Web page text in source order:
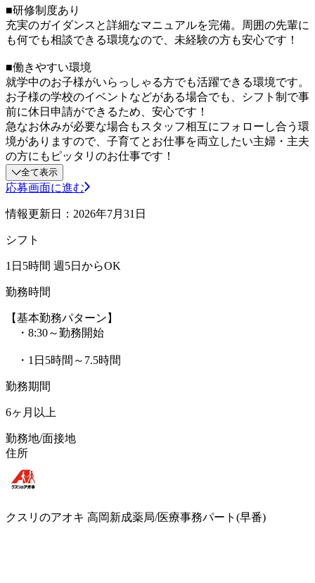
■研修制度あり
充実のガイダンスと詳細なマニュアルを完備。周囲の先輩に
も何でも相談できる環境なので、未経験の方も安心です！
■働きやすい環境
就学中のお子様がいらっしゃる方でも活躍できる環境です。
お子様の学校のイベントなどがある場合でも、シフト制で事
前に休日申請ができるため、安心です！
急なお休みが必要な場合もスタッフ相互にフォローし合う環
境がありますので、子育てとお仕事を両立したい主婦・主夫
の方にもピッタリのお仕事です！
全て表示
応募画面に進む
情報更新日：2026年7月31日
シフト
1日5時間 週5日からOK
勤務時間
【基本勤務パターン】
・8:30～勤務開始
・1日5時間～7.5時間
勤務期間
6ヶ月以上
勤務地/面接地
住所
クスリのアオキ 高岡新成薬局/医療事務パート(早番)